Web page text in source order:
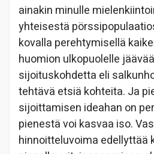
ainakin minulle
yhteisestä
kovalla perehtymisellä
huomion ulkopuolelle
sijoituskohdetta eli
tehtävä etsiä kohteita. Ja
sijoittamisen ideahan on
pienestä voi kasvaa iso.
hinnoitteluvoima edellyttää